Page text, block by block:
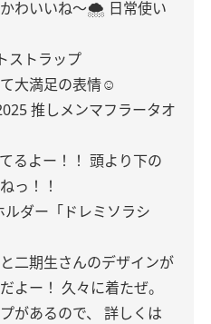
かわいいね〜🌨️ 日常使い
ストラップ
大満足の表情☺️
推しメンマフラータオ
るよー！！ 頭より下の
っ！！
ルダー「ドレミソラシ
二期生さんのデザインが
よー！ 久々に着たぜ。
があるので、
詳しくは